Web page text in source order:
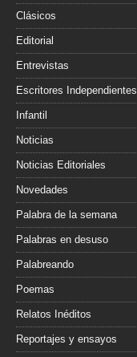
Clásicos
Editorial
Entrevistas
Escritores Independientes
Infantil
Noticias
Noticias Editoriales
Novedades
Palabra de la semana
Palabras en desuso
Palabreando
Poemas
Relatos Inéditos
Reportajes y ensayos